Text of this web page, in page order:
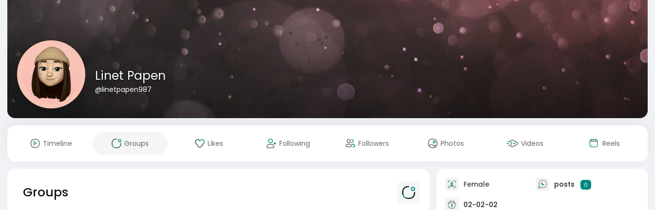
Linet Papen
@linetpapen987
Timeline Groups Likes Following Followers Photos Videos Reels
Groups Female posts 0
02-02-02